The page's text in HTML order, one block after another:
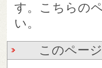
す。こちらの
い。
このペー